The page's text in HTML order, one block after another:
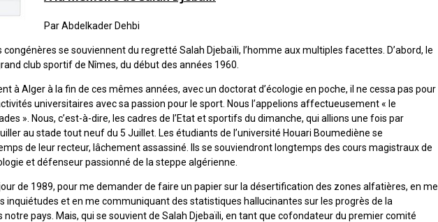
Par Abdelkader Dehbi
congénères se souviennent du regretté Salah Djebaïli, l’homme aux multiples facettes. D’abord, le
club sportif de Nîmes, du début des années 1960.
à Alger à la fin de ces mêmes années, avec un doctorat d’écologie en poche, il ne cessa pas pour
universitaires avec sa passion pour le sport. Nous l’appelions affectueusement « le
». Nous, c’est-à-dire, les cadres de l’Etat et sportifs du dimanche, qui allions une fois par
au stade tout neuf du 5 Juillet. Les étudiants de l’université Houari Boumediène se
de leur recteur, lâchement assassiné. Ils se souviendront longtemps des cours magistraux de
et défenseur passionné de la steppe algérienne.
de 1989, pour me demander de faire un papier sur la désertification des zones alfatières, en me
inquiétudes et en me communiquant des statistiques hallucinantes sur les progrès de la
pays. Mais, qui se souvient de Salah Djebaïli, en tant que cofondateur du premier comité